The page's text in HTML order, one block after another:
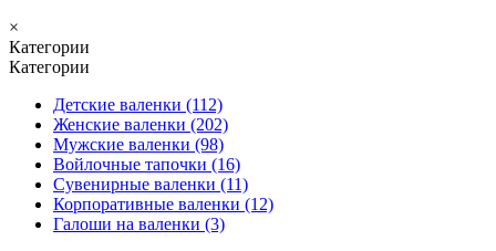
×
Категории
Категории
Детские валенки (112)
Женские валенки (202)
Мужские валенки (98)
Войлочные тапочки (16)
Сувенирные валенки (11)
Корпоративные валенки (12)
Галоши на валенки (3)